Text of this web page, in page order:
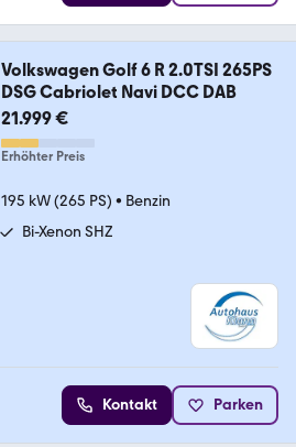
Volkswagen Golf 6 R 2.0TSI 265PS
DSG Cabriolet Navi DCC DAB
21.999 €
Erhöhter Preis
195 kW (265 PS) • Benzin
Bi-Xenon SHZ
Kontakt Parken